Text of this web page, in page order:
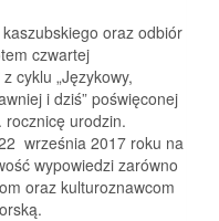
oraz odbiór
czwartej
cyklu „Językowy,
i dziś” poświęconej
rocznicę urodzin.
września 2017 roku na
wypowiedzi zarówno
oraz kulturoznawcom